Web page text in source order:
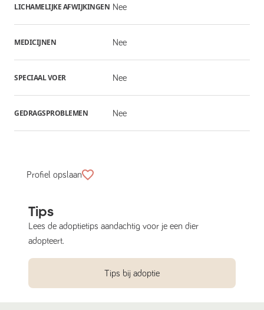
LICHAMELIJKE AFWIJKINGEN Nee
MEDICIJNEN Nee
SPECIAAL VOER Nee
GEDRAGSPROBLEMEN Nee
Profiel opslaan
Tips
Lees de adoptietips aandachtig voor je een dier
adopteert.
Tips bij adoptie